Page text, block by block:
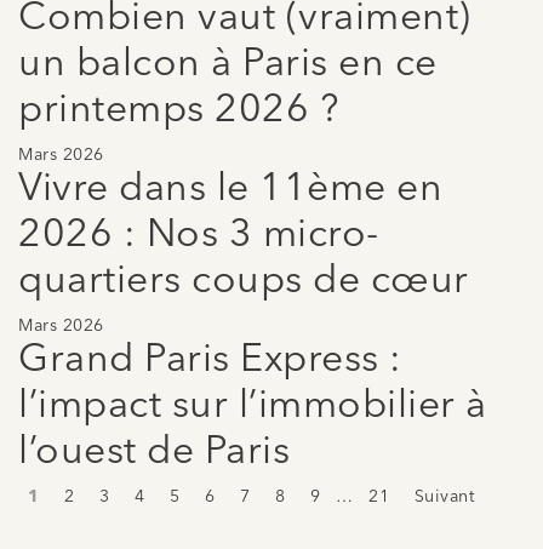
Combien vaut (vraiment)
un balcon à Paris en ce
printemps 2026 ?
Mars 2026
Vivre dans le 11ème en
2026 : Nos 3 micro-
quartiers coups de cœur
Mars 2026
Grand Paris Express :
l’impact sur l’immobilier à
l’ouest de Paris
1 2 3 4 5 6 7 8 9 … 21 Suivant